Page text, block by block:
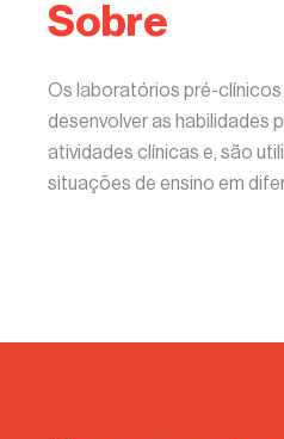
Sobre
Os laboratórios pré-clínicos
desenvolver as habilidades
atividades clínicas e, são
situações de ensino em